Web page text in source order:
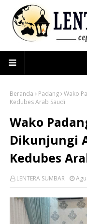
Beranda Padang Wako
Kedubes Arab Saudi
Wako
Dikunjungi
Kedubes
LENTERA SUMBAR